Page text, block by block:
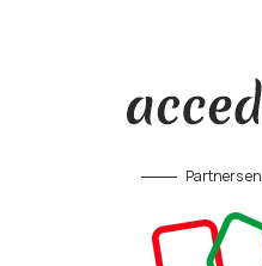
Partners en